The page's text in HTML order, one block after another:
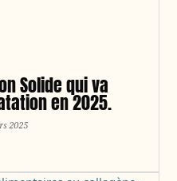
Solide qui va
en 2025.
2025